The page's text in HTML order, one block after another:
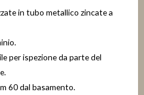
in tubo metallico zincate a
per ispezione da parte del
60 dal basamento.